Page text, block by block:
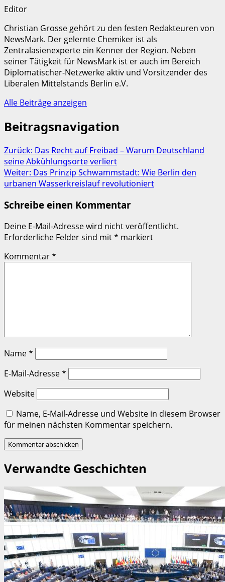
Editor
Christian Grosse gehört zu den festen Redakteuren von
NewsMark. Der gelernte Chemiker ist als
Zentralasienexperte ein Kenner der Region. Neben
seiner Tätigkeit für NewsMark ist er auch im Bereich
Diplomatischer-Netzwerke aktiv und Vorsitzender des
Liberalen Mittelstands Berlin e.V.
Alle Beiträge anzeigen
Beitragsnavigation
Zurück: Das Recht auf Freibad – Warum Deutschland
seine Abkühlungsorte verliert
Weiter: Das Prinzip Schwammstadt: Wie Berlin den
urbanen Wasserkreislauf revolutioniert
Schreibe einen Kommentar
Deine E-Mail-Adresse wird nicht veröffentlicht.
Erforderliche Felder sind mit* markiert
Kommentar*
Name*
E-Mail-Adresse*
Website
Name, E-Mail-Adresse und Website in diesem Browser
für meinen nächsten Kommentar speichern.
Verwandte Geschichten